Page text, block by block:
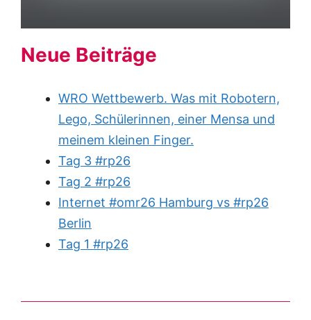
Neue Beiträge
WRO Wettbewerb. Was mit Robotern,
Lego, Schülerinnen, einer Mensa und
meinem kleinen Finger.
Tag 3 #rp26
Tag 2 #rp26
Internet #omr26 Hamburg vs #rp26
Berlin
Tag 1 #rp26